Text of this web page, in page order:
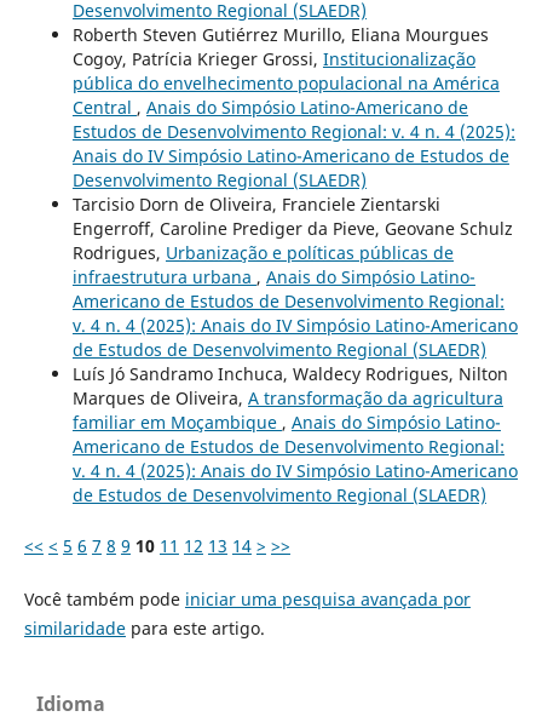
Desenvolvimento Regional (SLAEDR)
Roberth Steven Gutiérrez Murillo, Eliana Mourgues
Cogoy, Patrícia Krieger Grossi, Institucionalização
pública do envelhecimento populacional na América
Central , Anais do Simpósio Latino-Americano de
Estudos de Desenvolvimento Regional: v. 4 n. 4 (2025):
Anais do IV Simpósio Latino-Americano de Estudos de
Desenvolvimento Regional (SLAEDR)
Tarcisio Dorn de Oliveira, Franciele Zientarski
Engerroff, Caroline Prediger da Pieve, Geovane Schulz
Rodrigues, Urbanização e políticas públicas de
infraestrutura urbana , Anais do Simpósio Latino-
Americano de Estudos de Desenvolvimento Regional:
v. 4 n. 4 (2025): Anais do IV Simpósio Latino-Americano
de Estudos de Desenvolvimento Regional (SLAEDR)
Luís Jó Sandramo Inchuca, Waldecy Rodrigues, Nilton
Marques de Oliveira, A transformação da agricultura
familiar em Moçambique , Anais do Simpósio Latino-
Americano de Estudos de Desenvolvimento Regional:
v. 4 n. 4 (2025): Anais do IV Simpósio Latino-Americano
de Estudos de Desenvolvimento Regional (SLAEDR)
<< < 5 6 7 8 9 10 11 12 13 14 > >>
Você também pode iniciar uma pesquisa avançada por
similaridadepara este artigo.
Idioma